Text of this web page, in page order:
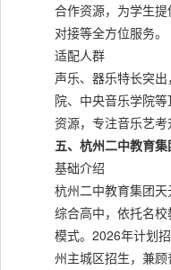
合作资源，为学生
对接等全方位服务。
适配人群
声乐、器乐特长突
院、中央音乐学院
资源，专注音乐艺考
五、杭州二中教育
基础介绍
杭州二中教育集团
综合高中，依托名
模式。2026年计划
州主城区招生，兼